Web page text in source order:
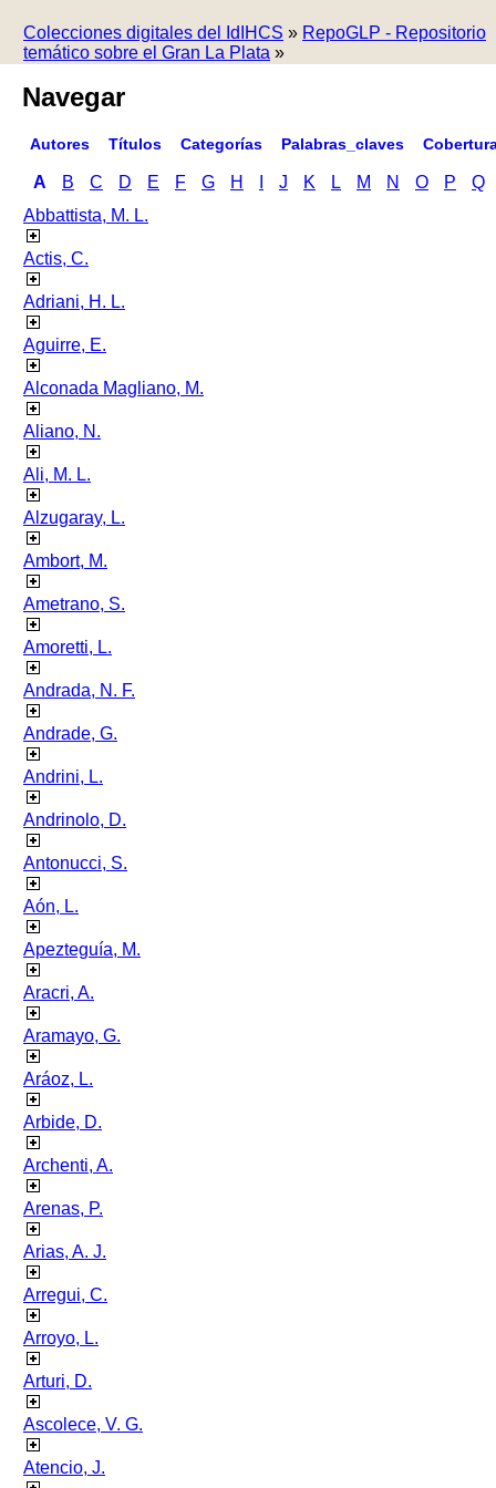
Colecciones digitales del IdIHCS » RepoGLP - Repositorio
temático sobre el Gran La Plata »
Navegar
Autores Títulos Categorías Palabras_claves
A B C D E F G H J K L M N O P
Q
Abbattista, M. L.
Actis, C.
Adriani, H. L.
Aguirre, E.
Alconada Magliano, M.
Aliano, N.
Ali, M. L.
Alzugaray, L.
Ambort, M.
Ametrano, S.
Amoretti, L.
Andrada, N. F.
Andrade, G.
Andrini, L.
Andrinolo, D.
Antonucci, S.
Aón, L.
Apezteguía, M.
Aracri, A.
Aramayo, G.
Aráoz, L.
Arbide, D.
Archenti, A.
Arenas, P.
Arias, A. J.
Arregui, C.
Arroyo, L.
Arturi, D.
Ascolece, V. G.
Atencio, J.